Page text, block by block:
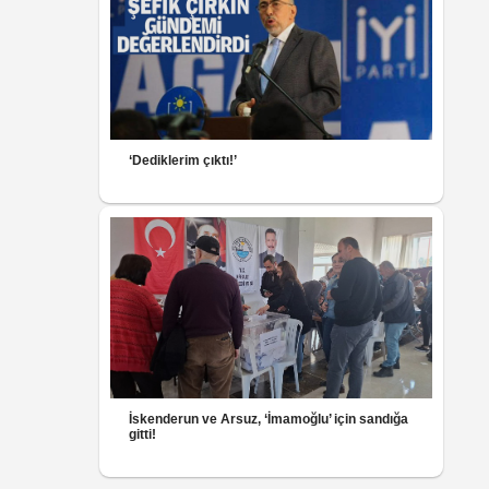
‘Dediklerim çıktı!’
İskenderun ve Arsuz, ‘İmamoğlu’ için sandığa
gitti!